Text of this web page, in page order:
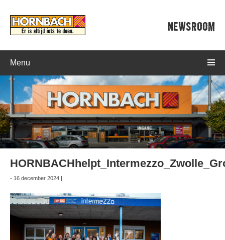
NEWSROOM
Menu
- 16 december 2024 |